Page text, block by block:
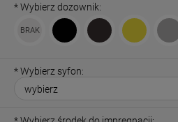
*Wybierz dozownik:
*Wybierz syfon: